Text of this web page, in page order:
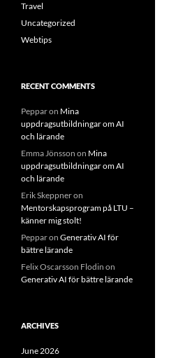
Travel
Uncategorized
Webtips
RECENT COMMENTS
Pepparon Mina
uppdragsutbildningar om AI
och lärande
Emma Jönsson on Mina
uppdragsutbildningar om AI
och lärande
Erik Skeppneron
Mentorskapsprogram på LTU –
känner mig stolt!
Pepparon Generativ AI för
bättre lärande
Felix Oscarsson Flodin on
Generativ AI för bättre lärande
ARCHIVES
June 2026